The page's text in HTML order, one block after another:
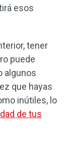
esos
tener
puede
algunos
que hayas
inútiles, lo
de tus